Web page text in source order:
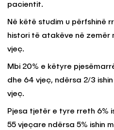
pacientit.
Në këtë studim u përfshinë
histori të atakëve në zemër
vjeç.
Mbi 20% e këtyre
dhe 64 vjeç, ndërsa 2/3
vjeç.
Pjesa tjetër e tyre rreth 6%
55 vjeçare ndërsa 5% ishin